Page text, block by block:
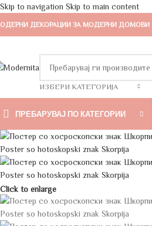
Skip to navigation Skip to main content
ДЕКОРАЦИИ ЗА МОДЕРНИ ДОМОВИ
ИЗБЕРИ КАТЕГОРИЈА
ПРЕБАРУВАЈ ПО КАТЕГОРИИ
Click to enlarge